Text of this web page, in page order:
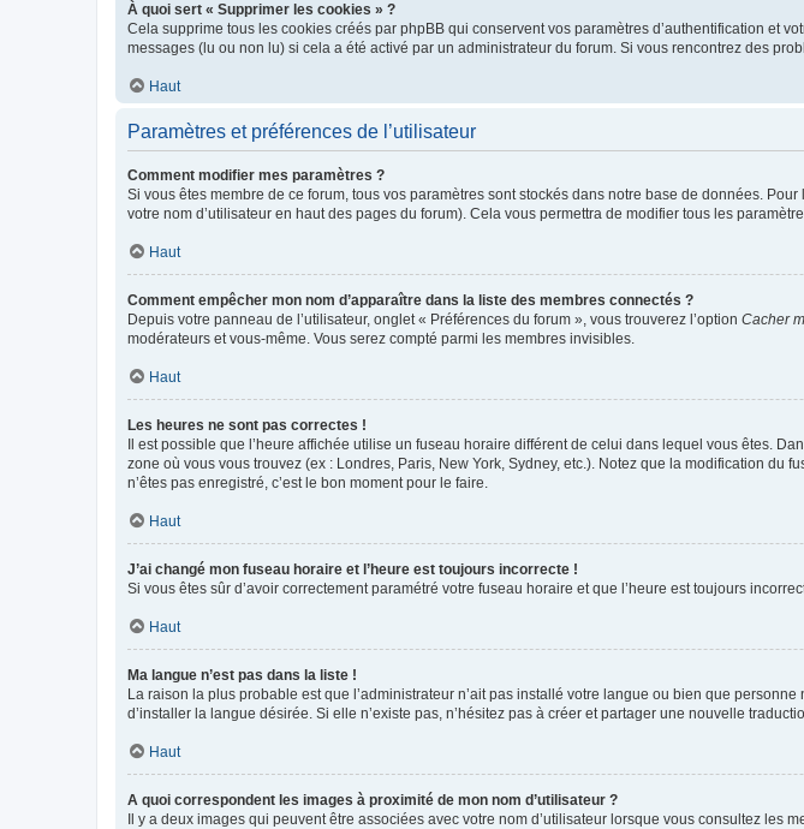
À quoi sert « Supprimer les cookies » ?
Cela supprime tous les cookies créés par phpBB qui conservent vos paramètres d’authentification et
messages (lu ou non lu) si cela a été activé par un administrateur du forum. Si vous rencontrez des
Haut
Paramètres et préférences de l’utilisateur
Comment modifier mes paramètres ?
Si vous êtes membre de ce forum, tous vos paramètres sont stockés dans notre base de données. Pour
votre nom d’utilisateur en haut des pages du forum). Cela vous permettra de modifier tous les
Haut
Comment empêcher mon nom d’apparaître dans la liste des membres connectés ?
Depuis votre panneau de l’utilisateur, onglet « Préférences du forum », vous trouverez l’option Cacher
modérateurs et vous-même. Vous serez compté parmi les membres invisibles.
Haut
Les heures ne sont pas correctes !
Il est possible que l’heure affichée utilise un fuseau horaire différent de celui dans lequel vous êtes.
zone où vous vous trouvez (ex : Londres, Paris, New York, Sydney, etc.). Notez que la modification du
n’êtes pas enregistré, c’est le bon moment pour le faire.
Haut
J’ai changé mon fuseau horaire et l’heure est toujours incorrecte !
Si vous êtes sûr d’avoir correctement paramétré votre fuseau horaire et que l’heure est toujours
Haut
Ma langue n’est pas dans la liste !
La raison la plus probable est que l’administrateur n’ait pas installé votre langue ou bien que
d’installer la langue désirée. Si elle n’existe pas, n’hésitez pas à créer et partager une nouvelle
Haut
A quoi correspondent les images à proximité de mon nom d’utilisateur ?
Il y a deux images qui peuvent être associées avec votre nom d’utilisateur lorsque vous consultez les